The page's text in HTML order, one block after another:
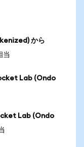
から
当
Lab (Ondo
Lab (Ondo